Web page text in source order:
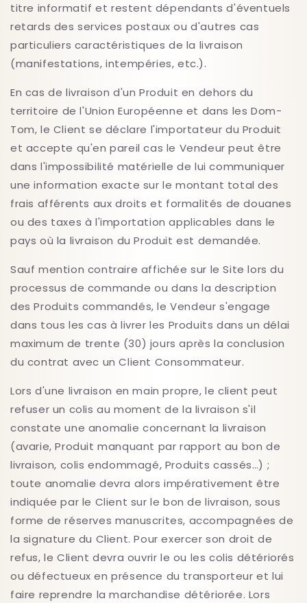
titre informatif et restent dépendants d'éventuels
retards des services postaux ou d'autres cas
particuliers caractéristiques de la livraison
(manifestations, intempéries, etc.).
En cas de livraison d'un Produit en dehors du
territoire de l'Union Européenne et dans les Dom-
Tom, le Client se déclare l'importateur du Produit
et accepte qu'en pareil cas le Vendeur peut être
dans l'impossibilité matérielle de lui communiquer
une information exacte sur le montant total des
frais afférents aux droits et formalités de douanes
ou des taxes à l'importation applicables dans le
pays où la livraison du Produit est demandée.
Sauf mention contraire affichée sur le Site lors du
processus de commande ou dans la description
des Produits commandés, le Vendeur s'engage
dans tous les cas à livrer les Produits dans un délai
maximum de trente (30) jours après la conclusion
du contrat avec un Client Consommateur.
Lors d'une livraison en main propre, le client peut
refuser un colis au moment de la livraison s'il
constate une anomalie concernant la livraison
(avarie, Produit manquant par rapport au bon de
livraison, colis endommagé, Produits cassés…) ;
toute anomalie devra alors impérativement être
indiquée par le Client sur le bon de livraison, sous
forme de réserves manuscrites, accompagnées de
la signature du Client. Pour exercer son droit de
refus, le Client devra ouvrir le ou les colis détériorés
ou défectueux en présence du transporteur et lui
faire reprendre la marchandise détériorée. Lors